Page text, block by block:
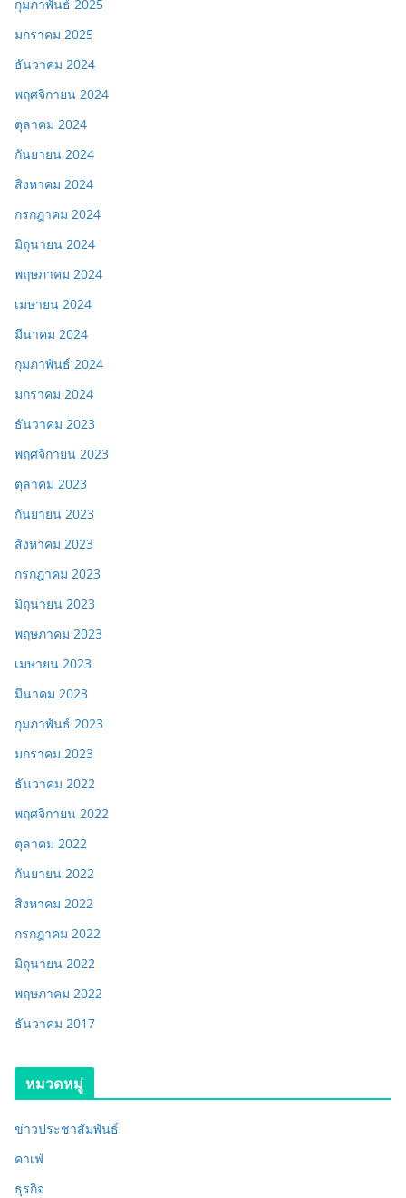
กุมภาพันธ์ 2025
มกราคม 2025
ธันวาคม 2024
พฤศจิกายน 2024
ตุลาคม 2024
กันยายน 2024
สิงหาคม 2024
กรกฎาคม 2024
มิถุนายน 2024
พฤษภาคม 2024
เมษายน 2024
มีนาคม 2024
กุมภาพันธ์ 2024
มกราคม 2024
ธันวาคม 2023
พฤศจิกายน 2023
ตุลาคม 2023
กันยายน 2023
สิงหาคม 2023
กรกฎาคม 2023
มิถุนายน 2023
พฤษภาคม 2023
เมษายน 2023
มีนาคม 2023
กุมภาพันธ์ 2023
มกราคม 2023
ธันวาคม 2022
พฤศจิกายน 2022
ตุลาคม 2022
กันยายน 2022
สิงหาคม 2022
กรกฎาคม 2022
มิถุนายน 2022
พฤษภาคม 2022
ธันวาคม 2017
หมวดหมู่
ข่าวประชาสัมพันธ์
คาเฟ่
ธุรกิจ